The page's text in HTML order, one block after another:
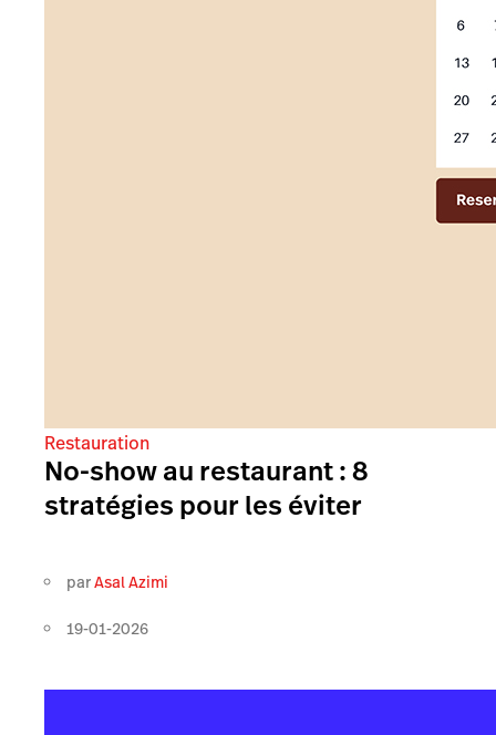
Restauration
No-show au restaurant : 8
stratégies pour les éviter
parAsal Azimi
19-01-2026